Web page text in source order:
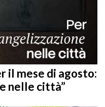
il mese di agosto:
nelle città”